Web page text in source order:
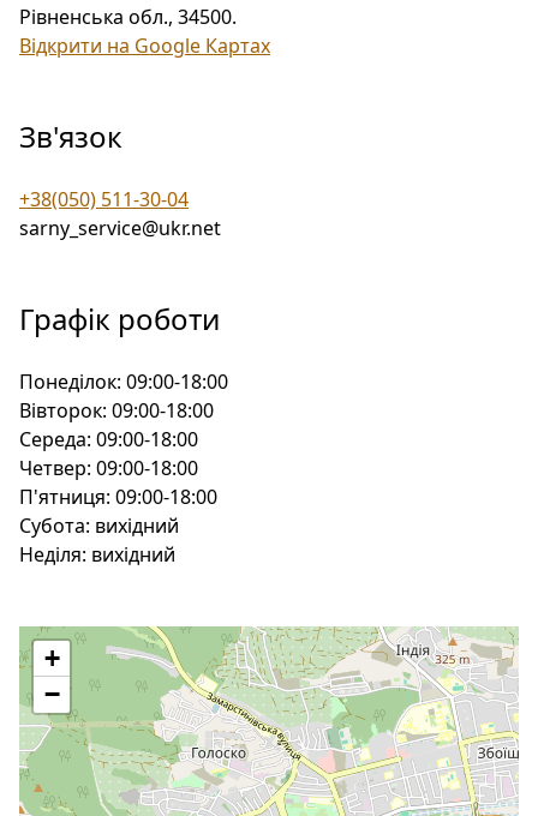
Рівненська обл., 34500.
Відкрити на Google Картах
Зв'язок
+38(050) 511-30-04
sarny_service@ukr.net
Графік роботи
Понеділок: 09:00-18:00
Вівторок: 09:00-18:00
Середа: 09:00-18:00
Четвер: 09:00-18:00
П'ятниця: 09:00-18:00
Субота: вихідний
Неділя: вихідний
+
−